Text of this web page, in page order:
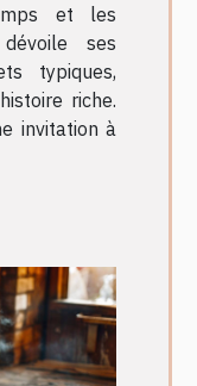
et les
ses
typiques,
riche.
invitation à